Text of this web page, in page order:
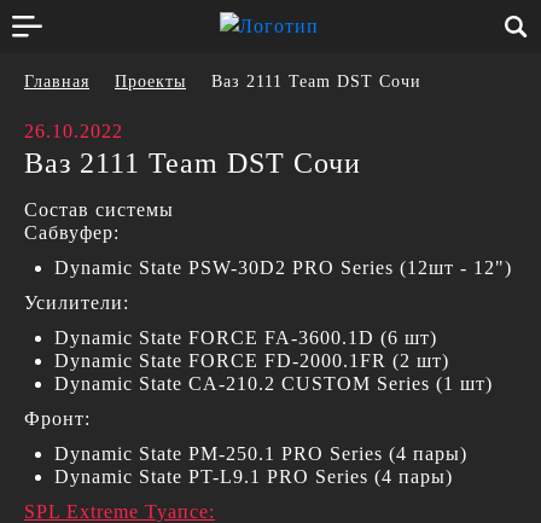
Главная Проекты Ваз 2111 Team DST Сочи
26.10.2022
Ваз 2111 Team DST Сочи
Состав системы
Сабвуфер:
Dynamic State PSW-30D2 PRO Series (12шт - 12")
Усилители:
Dynamic State FORCE FA-3600.1D (6 шт)
Dynamic State FORCE FD-2000.1FR (2 шт)
Dynamic State CA-210.2 CUSTOM Series (1 шт)
Фронт:
Dynamic State PM-250.1 PRO Series (4 пары)
Dynamic State PT-L9.1 PRO Series (4 пары)
SPL Extreme Туапсе: